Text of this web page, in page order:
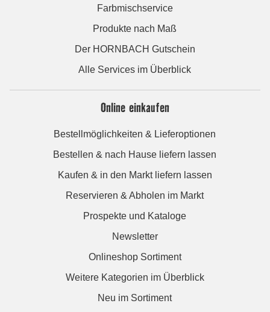
Farbmischservice
Produkte nach Maß
Der HORNBACH Gutschein
Alle Services im Überblick
Online einkaufen
Bestellmöglichkeiten & Lieferoptionen
Bestellen & nach Hause liefern lassen
Kaufen & in den Markt liefern lassen
Reservieren & Abholen im Markt
Prospekte und Kataloge
Newsletter
Onlineshop Sortiment
Weitere Kategorien im Überblick
Neu im Sortiment